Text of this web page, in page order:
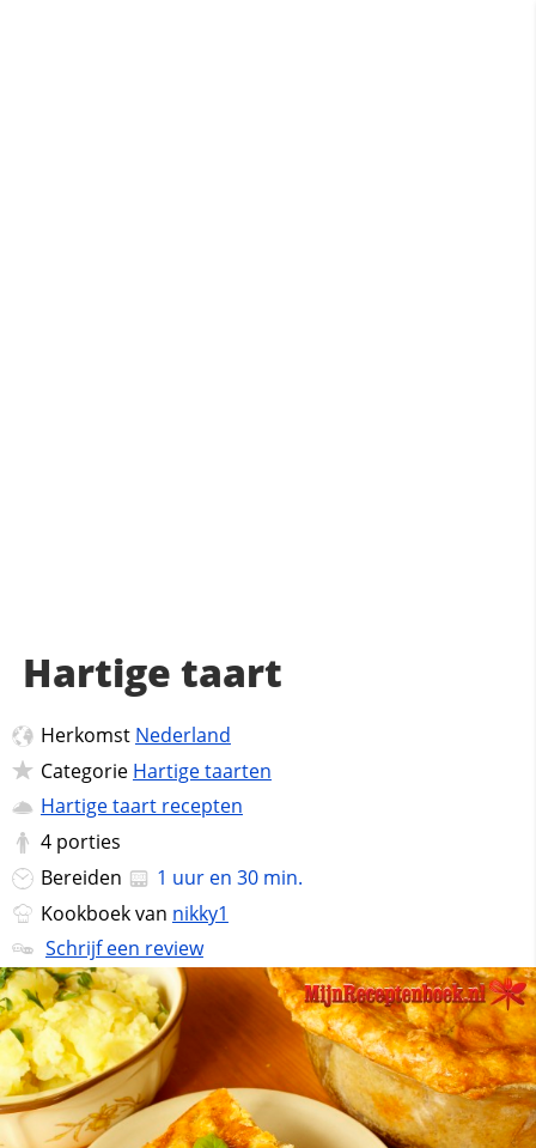
Hartige taart
Herkomst Nederland
Categorie Hartige taarten
Hartige taart recepten
4 porties
Bereiden
1 uur en 30 min.
Kookboek van nikky1
Schrijf een review